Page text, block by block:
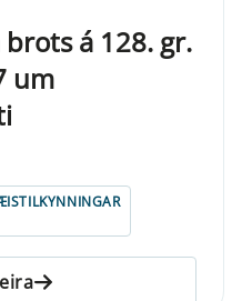
á 128. gr.
um